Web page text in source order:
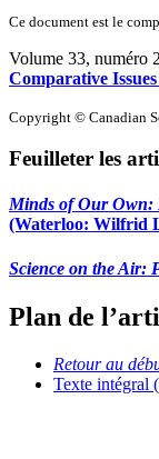
Ce document est le
Volume 33, numéro
Comparative
Copyright © Canadian
Feuilleter les
Minds of Our Own:
(Waterloo: Wilfrid
Science on the Air:
Plan de
Retour au
Texte intégral